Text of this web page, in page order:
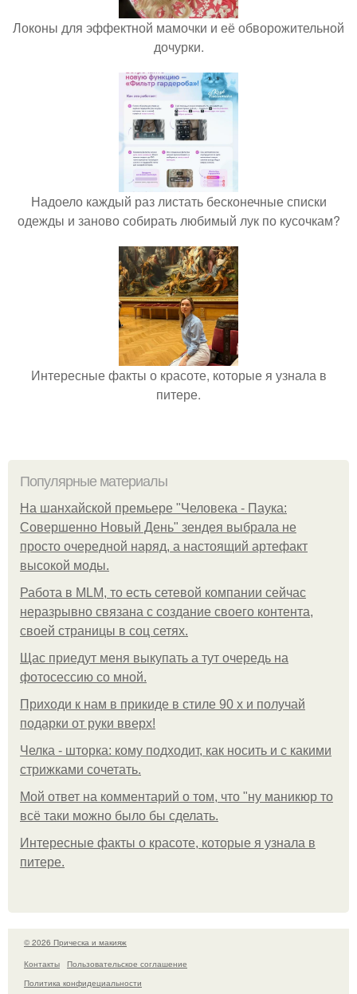
Локоны для эффектной мамочки и её обворожительной
дочурки.
Надоело каждый раз листать бесконечные списки
одежды и заново собирать любимый лук по кусочкам?
Интересные факты о красоте, которые я узнала в
питере.
Популярные материалы
На шанхайской премьере "Человека - Паука:
Совершенно Новый День" зендея выбрала не
просто очередной наряд, а настоящий артефакт
высокой моды.
Работа в MLM, то есть сетевой компании сейчас
неразрывно связана с создание своего контента,
своей страницы в соц сетях.
Щас приедут меня выкупать а тут очередь на
фотосессию со мной.
Приходи к нам в прикиде в стиле 90 х и получай
подарки от руки вверх!
Челка - шторка: кому подходит, как носить и с какими
стрижками сочетать.
Мой ответ на комментарий о том, что "ну маникюр то
всё таки можно было бы сделать.
Интересные факты о красоте, которые я узнала в
питере.
© 2026 Прическа и макияж
Контакты
Пользовательское соглашение
Политика конфидециальности